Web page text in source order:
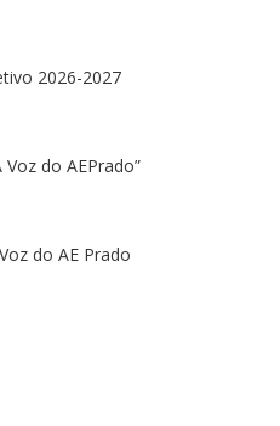
2026-2027
do AEPrado”
do AE Prado